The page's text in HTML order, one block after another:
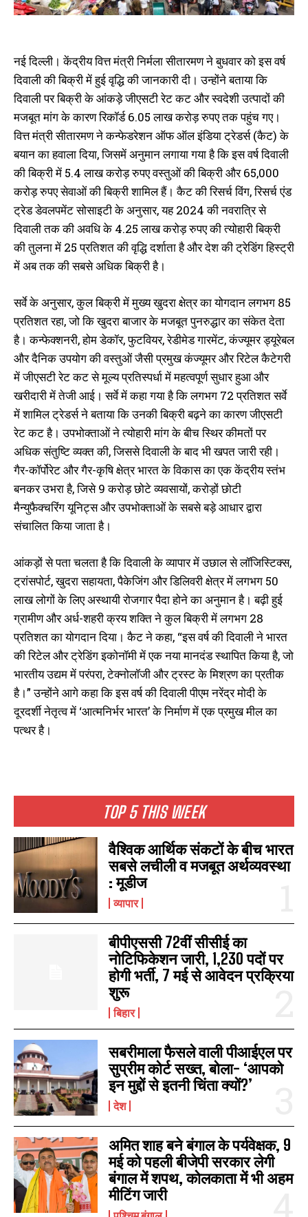
TOP 5 THIS WEEK
वैश्विक आर्थिक संकटों के बीच भारत
सबसे लचीली व मजबूत अर्थव्यवस्था
: मूडीज
व्यापार
बीपीएससी 72वीं सीसीई का
नोटिफिकेशन जारी, 1,230 पदों पर
होगी भर्ती, 7 मई से आवेदन प्रक्रिया
शुरू
बिहार
सबरीमाला फैसले वाली पीआईएल पर
सुप्रीम कोर्ट सख्त, बोला- ‘आपको
इन मुद्दों से इतनी चिंता क्यों?’
देश
अमित शाह बने बंगाल के पर्यवेक्षक, 9
मई को पहली बीजेपी सरकार लेगी
बंगाल में शपथ, कोलकाता में भी अहम
मीटिंग जारी
नई दिल्ली। केंद्रीय वित्त मंत्री निर्मला सीतारमण ने बुधवार को इस वर्ष
दिवाली की बिक्री में हुई वृद्धि की जानकारी दी। उन्होंने बताया कि
दिवाली पर बिक्री के आंकड़े जीएसटी रेट कट और स्वदेशी उत्पादों की
मजबूत मांग के कारण रिकॉर्ड 6.05 लाख करोड़ रुपए तक पहुंच गए।
वित्त मंत्री सीतारमण ने कन्फेडरेशन ऑफ ऑल इंडिया ट्रेडर्स (कैट) के
बयान का हवाला दिया, जिसमें अनुमान लगाया गया है कि इस वर्ष दिवाली
की बिक्री में 5.4 लाख करोड़ रुपए वस्तुओं की बिक्री और 65,000
करोड़ रुपए सेवाओं की बिक्री शामिल हैं। कैट की रिसर्च विंग, रिसर्च एंड
ट्रेड डेवलपमेंट सोसाइटी के अनुसार, यह 2024 की नवरात्रि से
दिवाली तक की अवधि के 4.25 लाख करोड़ रुपए की त्योहारी बिक्री
की तुलना में 25 प्रतिशत की वृद्धि दर्शाता है और देश की ट्रेडिंग हिस्ट्री
में अब तक की सबसे अधिक बिक्री है।
सर्वे के अनुसार, कुल बिक्री में मुख्य खुदरा क्षेत्र का योगदान लगभग 85
प्रतिशत रहा, जो कि खुदरा बाजार के मजबूत पुनरुद्धार का संकेत देता
है। कन्फेक्शनरी, होम डेकॉर, फुटवियर, रेडीमेड गारमेंट, कंज्यूमर ड्यूरेबल
और दैनिक उपयोग की वस्तुओं जैसी प्रमुख कंज्यूमर और रिटेल कैटेगरी
में जीएसटी रेट कट से मूल्य प्रतिस्पर्धा में महत्वपूर्ण सुधार हुआ और
खरीदारी में तेजी आई। सर्वे में कहा गया है कि लगभग 72 प्रतिशत सर्वे
में शामिल ट्रेडर्स ने बताया कि उनकी बिक्री बढ़ने का कारण जीएसटी
रेट कट है। उपभोक्ताओं ने त्योहारी मांग के बीच स्थिर कीमतों पर
अधिक संतुष्टि व्यक्त की, जिससे दिवाली के बाद भी खपत जारी रही।
गैर-कॉर्पोरेट और गैर-कृषि क्षेत्र भारत के विकास का एक केंद्रीय स्तंभ
बनकर उभरा है, जिसे 9 करोड़ छोटे व्यवसायों, करोड़ों छोटी
मैन्युफैक्चरिंग यूनिट्स और उपभोक्ताओं के सबसे बड़े आधार द्वारा
संचालित किया जाता है।
आंकड़ों से पता चलता है कि दिवाली के व्यापार में उछाल से लॉजिस्टिक्स,
ट्रांसपोर्ट, खुदरा सहायता, पैकेजिंग और डिलिवरी क्षेत्र में लगभग 50
लाख लोगों के लिए अस्थायी रोजगार पैदा होने का अनुमान है। बढ़ी हुई
ग्रामीण और अर्ध-शहरी क्रय शक्ति ने कुल बिक्री में लगभग 28
प्रतिशत का योगदान दिया। कैट ने कहा, “इस वर्ष की दिवाली ने भारत
की रिटेल और ट्रेडिंग इकोनॉमी में एक नया मानदंड स्थापित किया है, जो
भारतीय उद्यम में परंपरा, टेक्नोलॉजी और ट्रस्ट के मिश्रण का प्रतीक
है।” उन्होंने आगे कहा कि इस वर्ष की दिवाली पीएम नरेंद्र मोदी के
दूरदर्शी नेतृत्व में ‘आत्मनिर्भर भारत’ के निर्माण में एक प्रमुख मील का
पत्थर है।